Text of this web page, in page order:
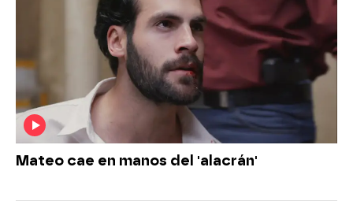
Mateo cae en manos del 'alacrán'